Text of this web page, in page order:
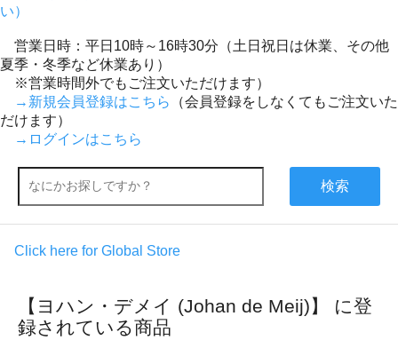
い）
営業日時：平日10時～16時30分（土日祝日は休業、その他
夏季・冬季など休業あり）
※営業時間外でもご注文いただけます）
→新規会員登録はこちら
（会員登録をしなくてもご注文いた
だけます）
→ログインはこちら
検索
Click here for Global Store
【ヨハン・デメイ (Johan de Meij)】 に登
録されている商品